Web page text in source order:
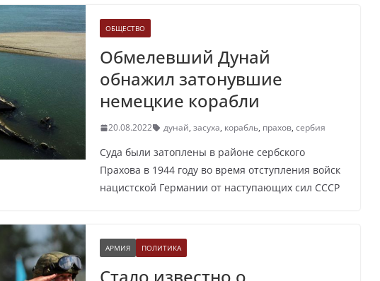
ОБЩЕСТВО
Обмелевший Дунай
обнажил затонувшие
немецкие корабли
20.08.2022 дунай, засуха, корабль, прахов, сербия
Суда были затоплены в районе сербского
Прахова в 1944 году во время отступления войск
нацистской Германии от наступающих сил СССР
АРМИЯ ПОЛИТИКА